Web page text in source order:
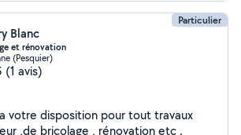
Particulier
Blanc
et rénovation
(Pesquier)
(1 avis)
votre disposition pour tout travaux
,de bricolage , rénovation etc .